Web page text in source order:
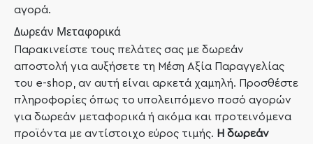
αγορά.
Δωρεάν Μεταφορικά
Παρακινείστε τους πελάτες σας με δωρεάν
αποστολή για αυξήσετε τη Μέση Αξία Παραγγελίας
του e-shop, αν αυτή είναι αρκετά χαμηλή. Προσθέστε
πληροφορίες όπως το υπολειπόμενο ποσό αγορών
για δωρεάν μεταφορικά ή ακόμα και προτεινόμενα
προϊόντα με αντίστοιχο εύρος τιμής. Η δωρεάν